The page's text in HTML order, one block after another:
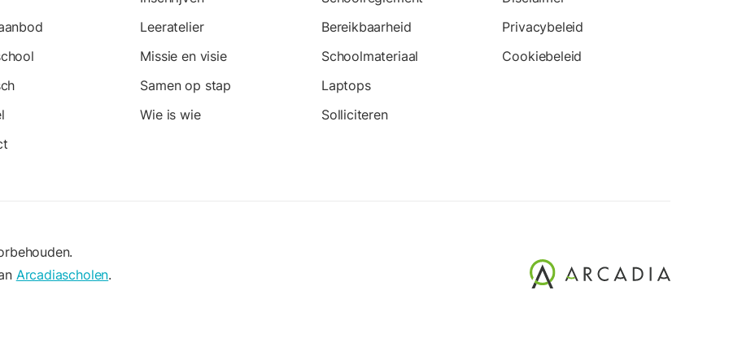
Leeratelier
Missie en visie
Samen op stap
Wie is wie
Bereikbaarheid
Schoolmateriaal
Laptops
Solliciteren
Privacybeleid
Cookiebeleid
Arcadiascholen.